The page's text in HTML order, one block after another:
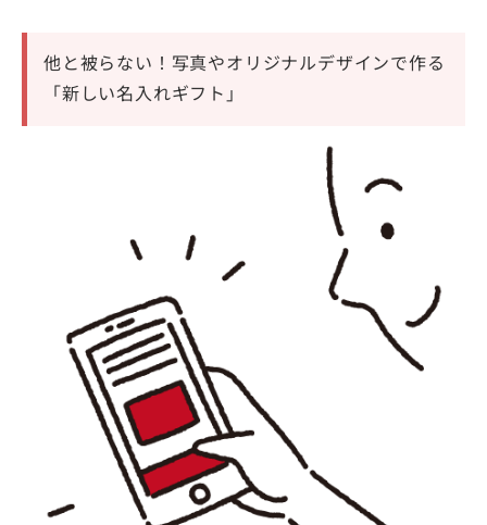
他と被らない！写真やオリジナルデザインで作る
「新しい名入れギフト」